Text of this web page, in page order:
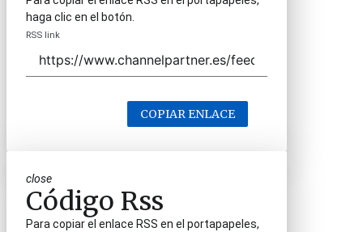
haga clic en el botón.
RSS link
COPIAR ENLACE
close
Código Rss
Para copiar el enlace RSS en el portapapeles,